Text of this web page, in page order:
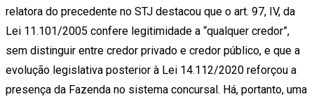
relatora do precedente no STJ destacou que o art. 97, IV, da
Lei 11.101/2005 confere legitimidade a “qualquer credor”,
sem distinguir entre credor privado e credor público, e que a
evolução legislativa posterior à Lei 14.112/2020 reforçou a
presença da Fazenda no sistema concursal. Há, portanto, uma